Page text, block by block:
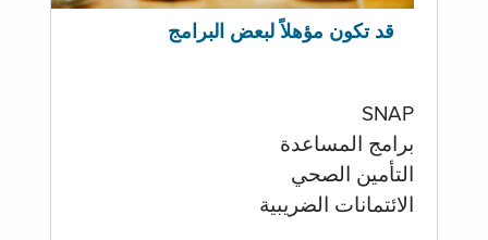
قد تكون مؤهلاً لبعض البرامج
SNAP
برامج المساعدة
التأمين الصحي
الائتمانات الضريبية